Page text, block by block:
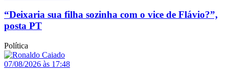
“Deixaria sua filha sozinha com o vice de Flávio?”,
posta PT
Política
07/08/2026 às 17:48